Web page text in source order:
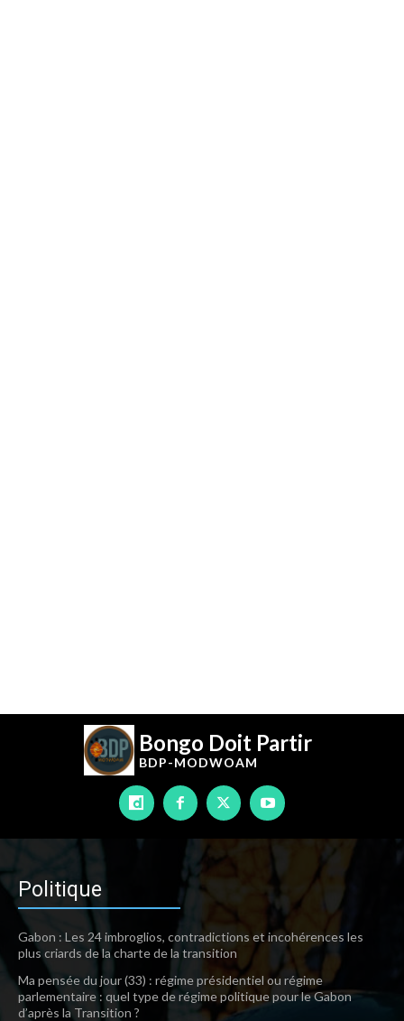
Bongo Doit Partir
BDP-MODWOAM
Politique
Gabon : Les 24 imbroglios, contradictions et incohérences les
plus criards de la charte de la transition
Ma pensée du jour (33) : régime présidentiel ou régime
parlementaire : quel type de régime politique pour le Gabon
d’après la Transition ?